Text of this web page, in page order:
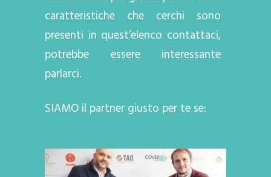
caratteristiche che cerchi sono
presenti in quest’elenco contattaci,
potrebbe essere interessante
parlarci.
SIAMO il partner giusto per te se: